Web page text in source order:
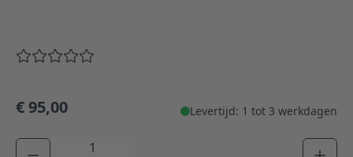
€ 95,00 Levertijd: 1 tot 3 werkdagen
Aantal